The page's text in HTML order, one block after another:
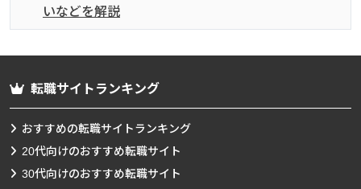
いなどを解説
転職サイトランキング
おすすめの転職サイトランキング
20代向けのおすすめ転職サイト
30代向けのおすすめ転職サイト